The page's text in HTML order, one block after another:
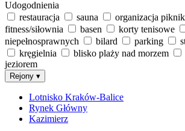
Udogodnienia
restauracja
sauna organizacja
fitness/siłownia
basen korty tenisowe
niepełnosprawnych
bilard parking
kręgielnia
blisko plaży nad morzem
jeziorem
Rejony ▾
Lotnisko Kraków-Balice
Rynek Główny
Kazimierz